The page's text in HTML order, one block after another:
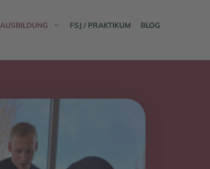
AUSBILDUNG FSJ / PRAKTIKUM BLOG